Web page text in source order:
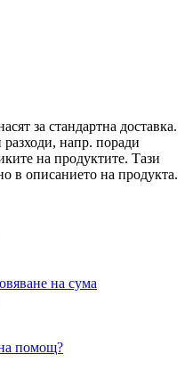
за стандартна доставка.
напр. поради
на продуктите. Тази
в описанието на продукта.
на сума
помощ?